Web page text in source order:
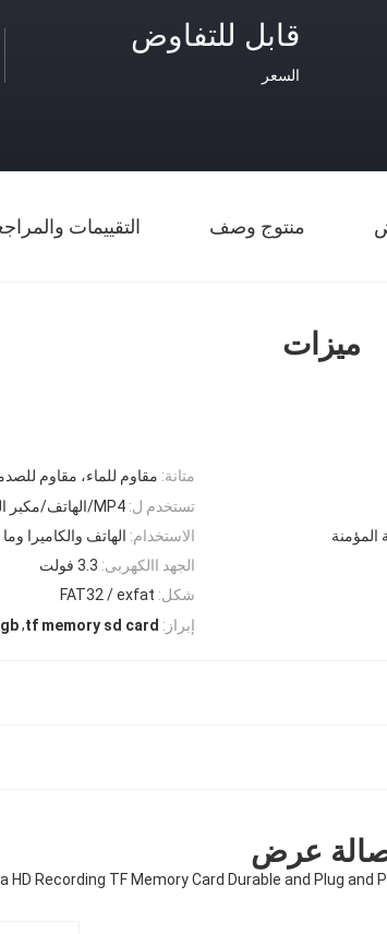
قابل للتفاوض
السعر
منتوج وصف التقييمات
ميزات
متانة: مقاوم للماء، مقاوم
تستخدم ل: MP4/الهاتف/مكبر الصوت/الهاتف المحمول/الكاميرا
الاستخدام: الهاتف والكاميرا
الجهد االكهربى: 3.3 فولت
شكل: FAT32 / exfat
إبراز: tf memory sd card
,
عرض
HD Recording TF Memory Card Durable and Plug